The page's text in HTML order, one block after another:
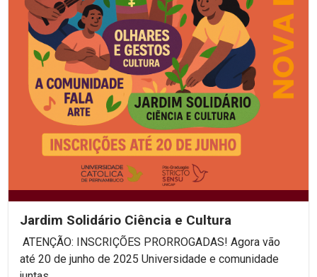
Jardim Solidário Ciência e Cultura
ATENÇÃO: INSCRIÇÕES PRORROGADAS! Agora vão
até 20 de junho de 2025 Universidade e comunidade